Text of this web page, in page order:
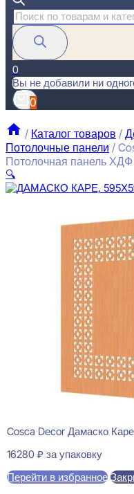
Поиск
товаров
0
Вы не добавили ни
0
/ Каталог товаров /
Потолочные панели /
Потолочная панель
🔍
Cosca Decor Дамаско
16280 ₽ за упаковку
Перейти в избранное